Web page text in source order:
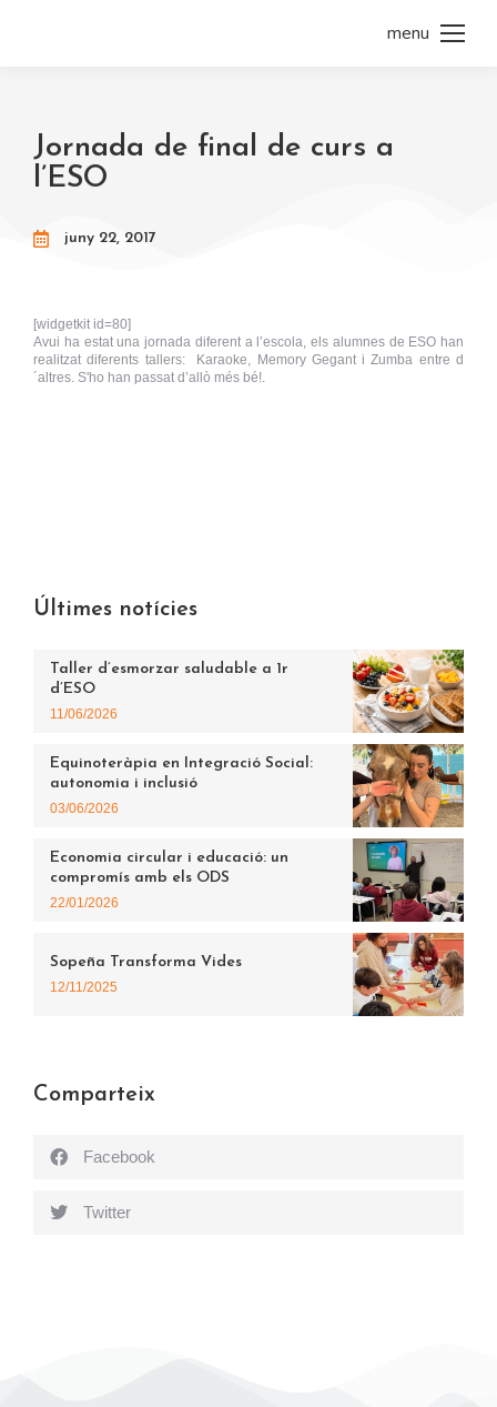
menu
Jornada de final de curs a
l’ESO
juny 22, 2017
[widgetkit id=80]
Avui ha estat una jornada diferent a l’escola, els alumnes de ESO han
realitzat diferents tallers: Karaoke, Memory Gegant i Zumba entre d
´altres. S'ho han passat d’allò més bé!.
Últimes notícies
Taller d’esmorzar saludable a 1r
d’ESO
11/06/2026
Equinoteràpia en Integració Social:
autonomia i inclusió
03/06/2026
Economia circular i educació: un
compromís amb els ODS
22/01/2026
Sopeña Transforma Vides
12/11/2025
Comparteix
Facebook
Twitter